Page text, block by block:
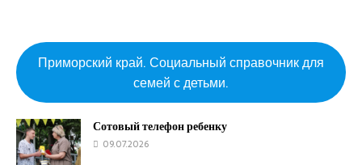
Приморский край. Социальный справочник для
семей с детьми.
Сотовый телефон ребенку
09.07.2026